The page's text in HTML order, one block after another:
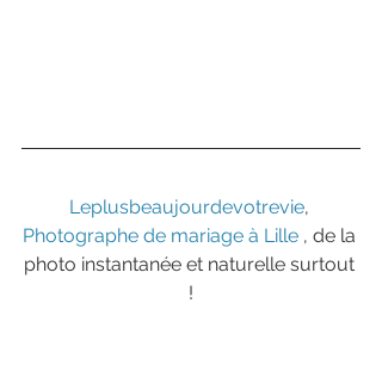
Leplusbeaujourdevotrevie,
Photographe de mariage à Lille , de la
photo instantanée et naturelle surtout
!